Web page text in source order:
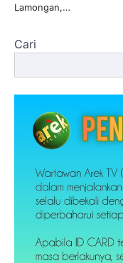
Lamongan,…
Cari